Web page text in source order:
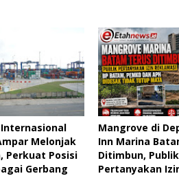
Melonjak
Perkuat Posisi
Gerbang
Mangrove di
Inn Marina
Ditimbun, Publik
Pertanyakan